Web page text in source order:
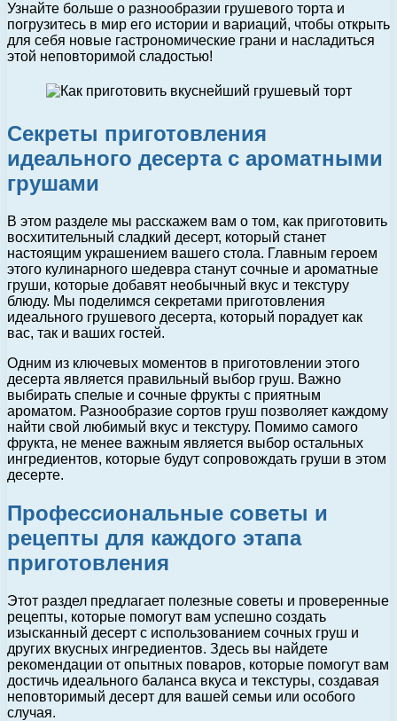
Узнайте больше о разнообразии грушевого торта и
погрузитесь в мир его истории и вариаций, чтобы открыть
для себя новые гастрономические грани и насладиться
этой неповторимой сладостью!
Секреты приготовления
идеального десерта с ароматными
грушами
В этом разделе мы расскажем вам о том, как приготовить
восхитительный сладкий десерт, который станет
настоящим украшением вашего стола. Главным героем
этого кулинарного шедевра станут сочные и ароматные
груши, которые добавят необычный вкус и текстуру
блюду. Мы поделимся секретами приготовления
идеального грушевого десерта, который порадует как
вас, так и ваших гостей.
Одним из ключевых моментов в приготовлении этого
десерта является правильный выбор груш. Важно
выбирать спелые и сочные фрукты с приятным
ароматом. Разнообразие сортов груш позволяет каждому
найти свой любимый вкус и текстуру. Помимо самого
фрукта, не менее важным является выбор остальных
ингредиентов, которые будут сопровождать груши в этом
десерте.
Профессиональные советы и
рецепты для каждого этапа
приготовления
Этот раздел предлагает полезные советы и проверенные
рецепты, которые помогут вам успешно создать
изысканный десерт с использованием сочных груш и
других вкусных ингредиентов. Здесь вы найдете
рекомендации от опытных поваров, которые помогут вам
достичь идеального баланса вкуса и текстуры, создавая
неповторимый десерт для вашей семьи или особого
случая.